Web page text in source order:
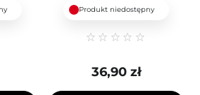
Produkt niedostępny
36,90 zł